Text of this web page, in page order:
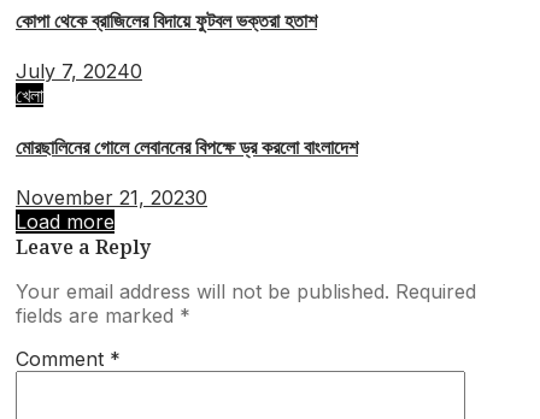
কোপা থেকে ব্রাজিলের বিদায়ে ফুটবল ভক্তরা হতাশ
July 7, 20240
খেলা
মোরছালিনের গোলে লেবাননের বিপক্ষে ড্র করলো বাংলাদেশ
November 21, 20230
Load more
Leave a Reply
Your email address will not be published. Required
fields are marked *
Comment *